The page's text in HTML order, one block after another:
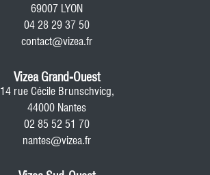
69007 LYON
04 28 29 37 50
contact@vizea.fr
Vizea Grand-Ouest
14 rue Cécile Brunschvicg,
44000 Nantes
02 85 52 51 70
nantes@vizea.fr